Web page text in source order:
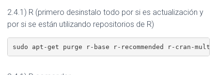
2.4.1) R (primero desinstalo todo por si es actualización y
por si se están utilizando repositorios de R)
sudo apt-get purge r-base r-recommended r-cran-